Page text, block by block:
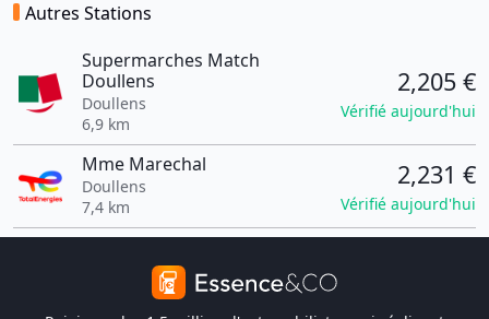
Autres Stations
Supermarches Match
Doullens
Doullens
6,9 km
2,205 €
Vérifié aujourd'hui
Mme Marechal
Doullens
7,4 km
2,231 €
Vérifié aujourd'hui